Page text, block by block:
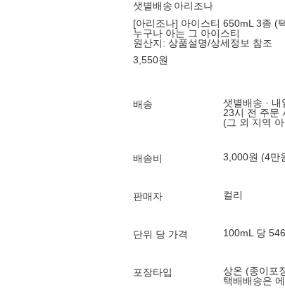
샛별배송 아리조나
[아리조나] 아이스티 650mL 3종 (
누구나 아는 그 아이스티
원산지: 상품설명/상세정보 참조
3,550원
배송
샛별배송 · 내
23시 전 주문
(그 외 지역
배송비 3,000원 (4만
판매자 컬리
단위 당 가격 100mL 당
포장타입
상온 (종이포
택배배송은